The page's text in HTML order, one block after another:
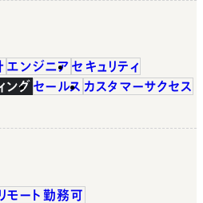
エンジニア セキュリティ
ング セールス カスタマーサクセス
リモート勤務可